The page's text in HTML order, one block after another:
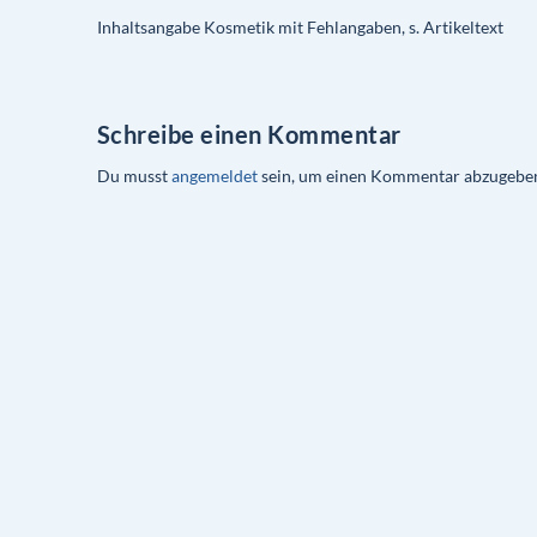
Inhaltsangabe Kosmetik mit Fehlangaben, s. Artikeltext
Schreibe einen Kommentar
Du musstangemeldetsein, um einen Kommentar